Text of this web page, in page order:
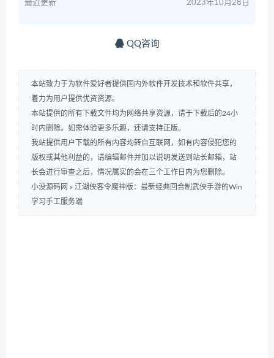
最近更新 2023年10月28日
QQ咨询
本站致力于为软件爱好者提供国内外软件开发技术和软件共享，
着力为用户提供优资资源。
本站提供的所有下载文件均为网络共享资源，请于下载后的24小
时内删除。如需体验更多乐趣，还请支持正版。
我站提供用户下载的所有内容均转自互联网，如有内容侵犯您的
版权或其他利益的，请编辑邮件并加以说明发送到站长邮箱，站
长会进行审查之后，情况属实的会在三个工作日内为您删除。
小没源码网 » 江湖侠客令魔神版：最新经典回合制武侠手游的Win
学习手工服务端